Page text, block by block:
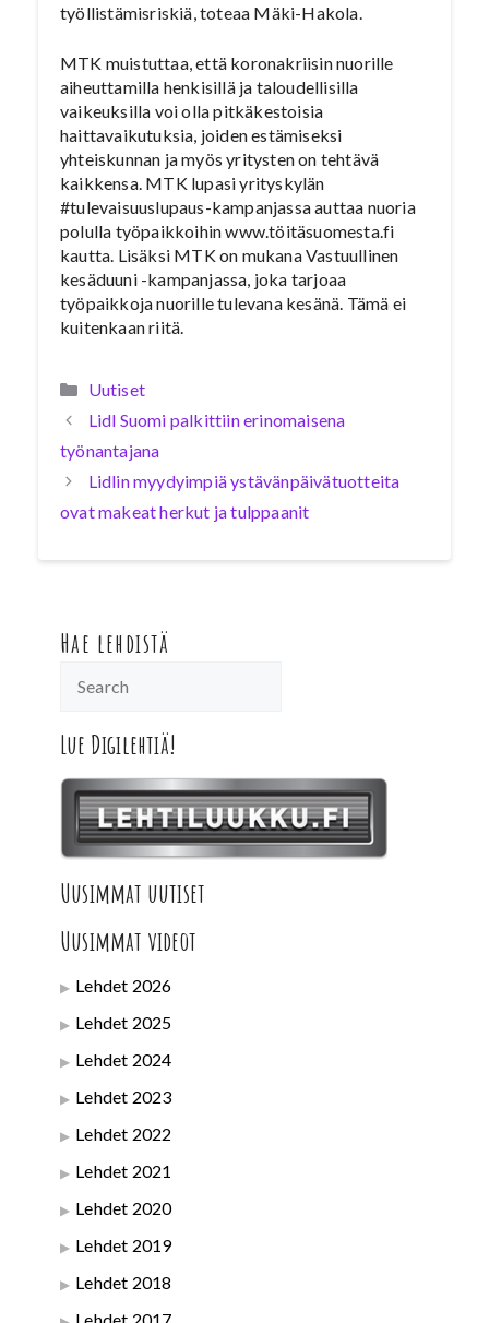
työllistämisriskiä, toteaa Mäki-Hakola.
MTK muistuttaa, että koronakriisin nuorille
aiheuttamilla henkisillä ja taloudellisilla
vaikeuksilla voi olla pitkäkestoisia
haittavaikutuksia, joiden estämiseksi
yhteiskunnan ja myös yritysten on tehtävä
kaikkensa. MTK lupasi yrityskylän
#tulevaisuuslupaus-kampanjassa auttaa nuoria
polulla työpaikkoihin www.töitäsuomesta.fi
kautta. Lisäksi MTK on mukana Vastuullinen
kesäduuni -kampanjassa, joka tarjoaa
työpaikkoja nuorille tulevana kesänä. Tämä ei
kuitenkaan riitä.
Kategoriat
Uutiset
Lidl Suomi palkittiin erinomaisena
työnantajana
Lidlin myydyimpiä ystävänpäivätuotteita
ovat makeat herkut ja tulppaanit
Hae lehdistä
Lue Digilehtiä!
Uusimmat uutiset
Uusimmat videot
Lehdet 2026
Lehdet 2025
Lehdet 2024
Lehdet 2023
Lehdet 2022
Lehdet 2021
Lehdet 2020
Lehdet 2019
Lehdet 2018
Lehdet 2017